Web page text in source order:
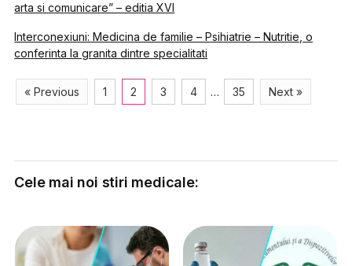
arta si comunicare” – editia XVI
Interconexiuni: Medicina de familie – Psihiatrie – Nutritie, o
conferinta la granita dintre specialitati
« Previous 1 2 3 4 … 35 Next »
Cele mai noi stiri medicale: